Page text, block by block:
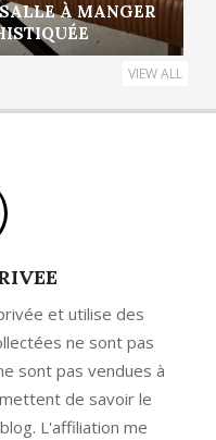
À MANGER
VIEW ALL
et utilise des
ne sont pas
sont pas vendues à
de savoir le
L'affiliation me